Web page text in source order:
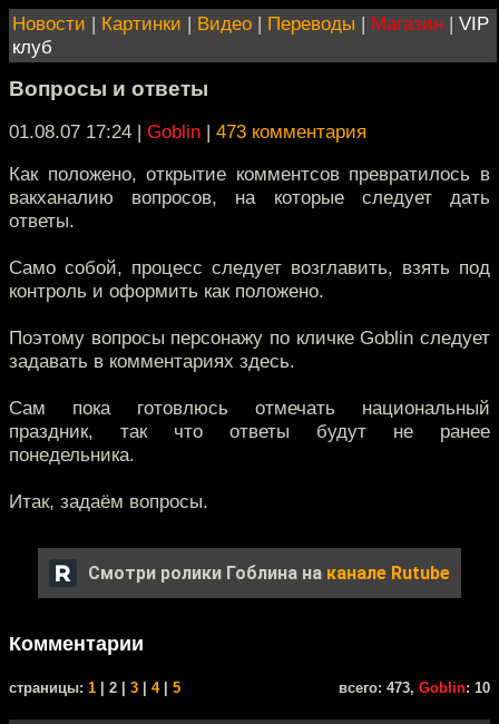
Новости | Картинки | Видео | Переводы | Магазин | VIP
клуб
Вопросы и ответы
01.08.07 17:24 | Goblin | 473 комментария
Как положено, открытие комментсов превратилось в
вакханалию вопросов, на которые следует дать
ответы.
Само собой, процесс следует возглавить, взять под
контроль и оформить как положено.
Поэтому вопросы персонажу по кличке Goblin следует
задавать в комментариях здесь.
Сам пока готовлюсь отмечать национальный
праздник, так что ответы будут не ранее
понедельника.
Итак, задаём вопросы.
Смотри ролики Гоблина на канале Rutube
Комментарии
cтраницы: 1 | 2 | 3 4| 5 всего: 473, Goblin: 10